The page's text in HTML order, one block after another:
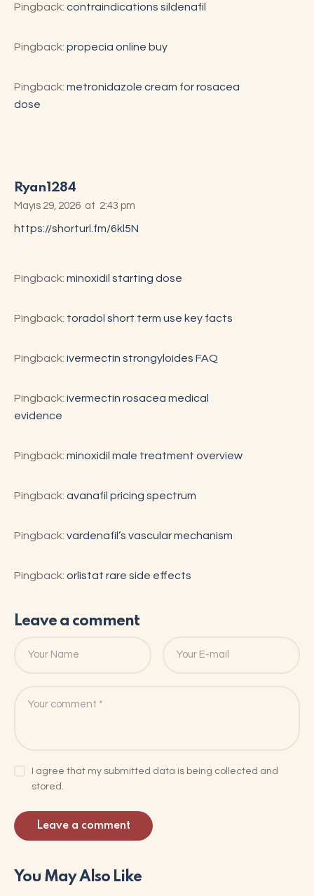
Pingback: contraindications sildenafil
Pingback: propecia online buy
Pingback: metronidazole cream for rosacea
dose
Ryan1284
Mayıs 29, 2026 at 2:43 pm
https://shorturl.fm/6kl5N
Pingback: minoxidil starting dose
Pingback: toradol short term use key facts
Pingback: ivermectin strongyloides FAQ
Pingback: ivermectin rosacea medical
evidence
Pingback: minoxidil male treatment overview
Pingback: avanafil pricing spectrum
Pingback: vardenafil’s vascular mechanism
Pingback: orlistat rare side effects
Leave a comment
I agree that my submitted data is being collected and
stored.
You May Also Like